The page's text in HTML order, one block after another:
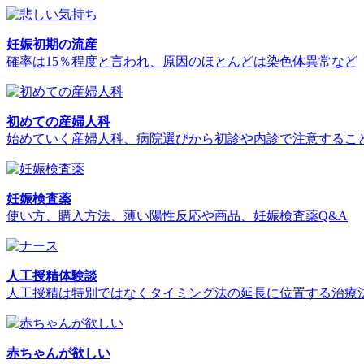
妊娠初期の流産
確率は15％程度と言われ、原因のほとんどは染色体異常など
初めての産婦人科
始めていく産婦人科、病院選びから初診や内診で注意するこ
妊娠検査薬
使い方、購入方法、薄い陽性反応や商品、妊娠検査薬Q&A
人工授精体験談
人工授精は特別ではなくタイミング法の延長に位置する治療
赤ちゃんが欲しい